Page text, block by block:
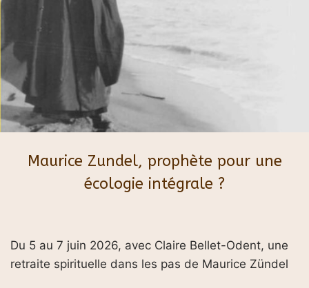
Maurice Zundel, prophète pour une
écologie intégrale ?
Du 5 au 7 juin 2026, avec Claire Bellet-Odent, une
retraite spirituelle dans les pas de Maurice Zündel